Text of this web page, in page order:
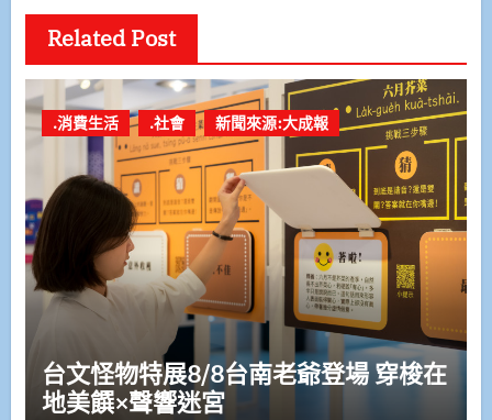
Related Post
.消費生活 .社會 新聞來源:大成報
台文怪物特展8/8台南老爺登場 穿梭在
地美饌×聲響迷宮